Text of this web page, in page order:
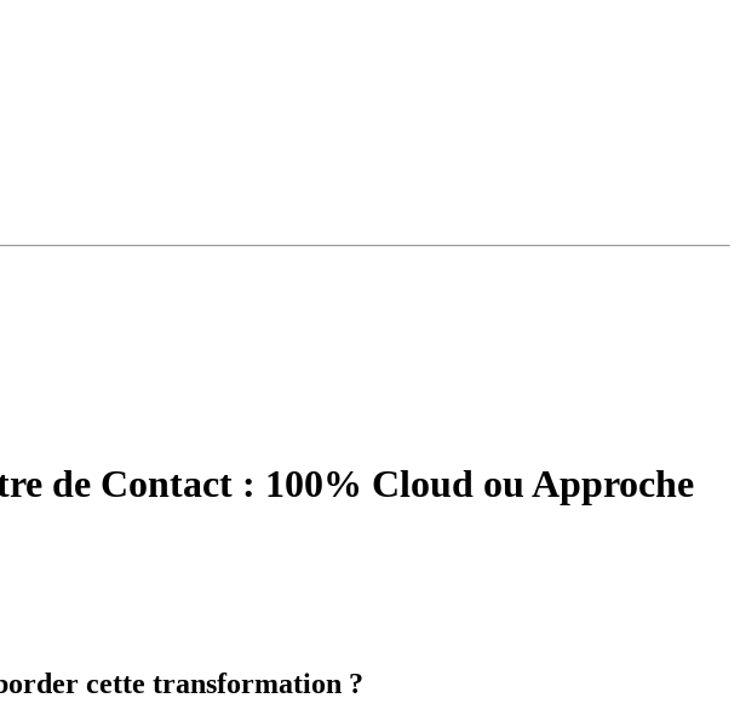
de Contact : 100% Cloud ou Approche
cette transformation ?